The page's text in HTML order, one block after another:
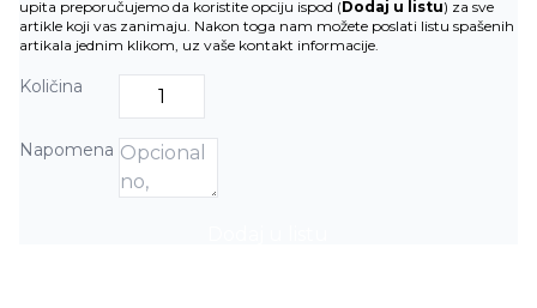
upita preporučujemo da koristite opciju ispod (Dodaj u listu) za sve
artikle koji vas zanimaju. Nakon toga nam možete poslati listu spašenih
artikala jednim klikom, uz vaše kontakt informacije.
Količina
Napomena